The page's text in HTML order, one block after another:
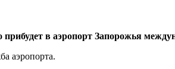
прибудет в аэропорт Запорожья
аэропорта.